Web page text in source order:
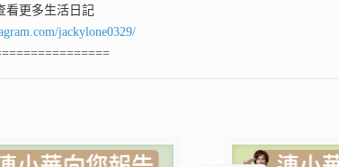
看更多生活日記
jackylone0329/